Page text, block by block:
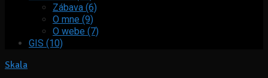
Zábava (6)
O mne (9)
O webe (7)
GIS (10)
Skala